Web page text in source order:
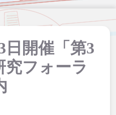
日開催「第3
究フォーラ